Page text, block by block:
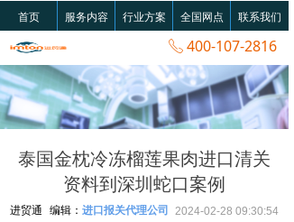
ꂅ 400-107-2816
首页 服务内容 行业方案 全国网点 联系我们
泰国金枕冷冻榴莲果肉进口清关
资料到深圳蛇口案例
2024-02-28 09:30:54
进贸通 编辑： 进口报关代理公司